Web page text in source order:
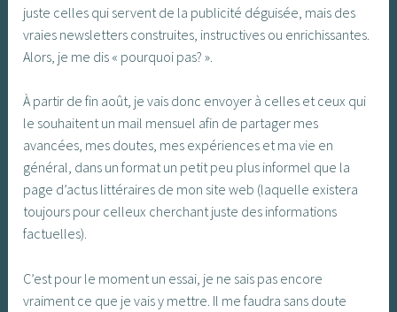
juste celles qui servent de la publicité déguisée, mais des
vraies newsletters construites, instructives ou enrichissantes.
Alors, je me dis « pourquoi pas? ».
À partir de fin août, je vais donc envoyer à celles et ceux qui
le souhaitent un mail mensuel afin de partager mes
avancées, mes doutes, mes expériences et ma vie en
général, dans un format un petit peu plus informel que la
page d’actus littéraires de mon site web (laquelle existera
toujours pour celleux cherchant juste des informations
factuelles).
C’est pour le moment un essai, je ne sais pas encore
vraiment ce que je vais y mettre. Il me faudra sans doute